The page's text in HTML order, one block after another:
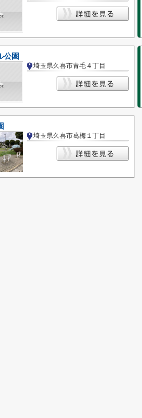
公園
埼玉県久喜市青毛４丁目
埼玉県久喜市葛梅１丁目